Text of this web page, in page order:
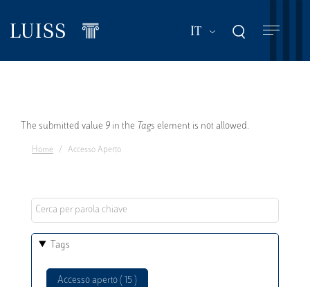
contenuto
IT Mostra ulteriori
Messaggio
di
The submitted value 9 in the Tags element is not allowed.
Home Accesso Aperto
Tags
Accesso aperto ( 15 )